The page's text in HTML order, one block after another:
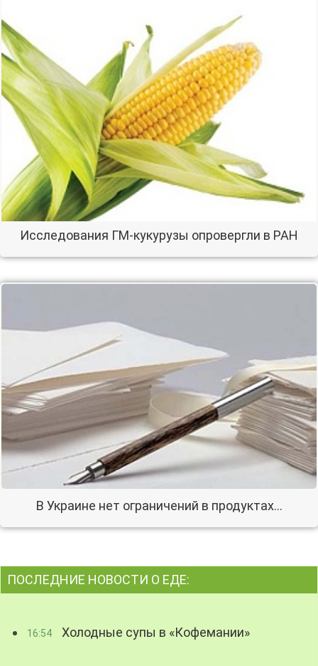
Исследования ГМ-кукурузы опровергли в РАН
В Украине нет ограничений в продуктах…
ПОСЛЕДНИЕ НОВОСТИ О ЕДЕ:
16:54 Холодные супы в «Кофемании»